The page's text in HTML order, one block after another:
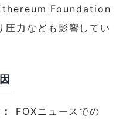
Foundation
圧力なども影響してい
FOXニュースでの